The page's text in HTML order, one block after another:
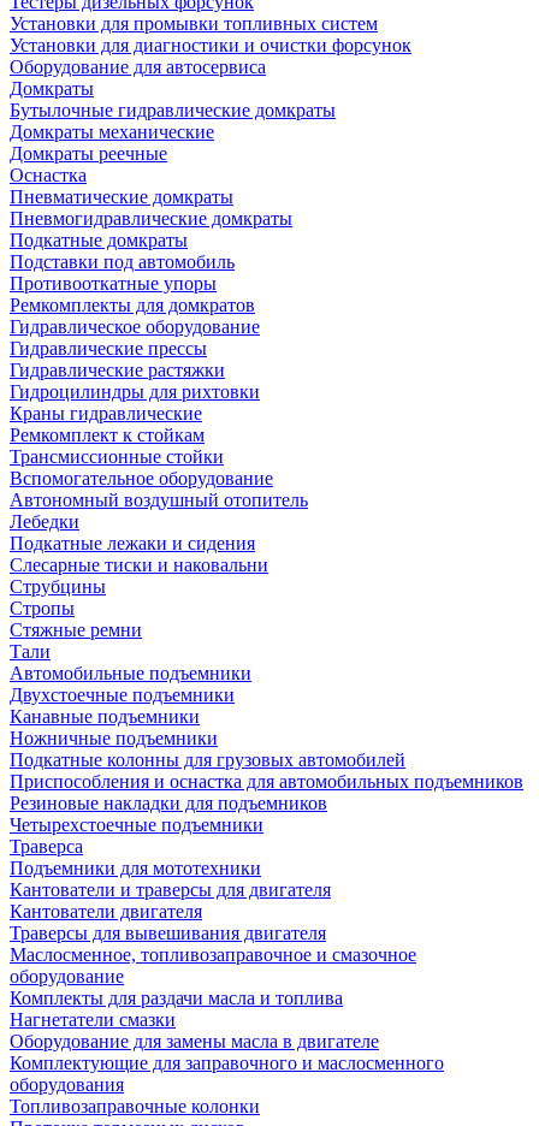
Установки для промывки топливных систем
Установки для диагностики и очистки форсунок
Оборудование для автосервиса
Домкраты
Бутылочные гидравлические домкраты
Домкраты механические
Домкраты реечные
Оснастка
Пневматические домкраты
Пневмогидравлические домкраты
Подкатные домкраты
Подставки под автомобиль
Противооткатные упоры
Ремкомплекты для домкратов
Гидравлическое оборудование
Гидравлические прессы
Гидравлические растяжки
Гидроцилиндры для рихтовки
Краны гидравлические
Ремкомплект к стойкам
Трансмиссионные стойки
Вспомогательное оборудование
Автономный воздушный отопитель
Лебедки
Подкатные лежаки и сидения
Слесарные тиски и наковальни
Струбцины
Стропы
Стяжные ремни
Тали
Автомобильные подъемники
Двухстоечные подъемники
Канавные подъемники
Ножничные подъемники
Подкатные колонны для грузовых автомобилей
Приспособления и оснастка для автомобильных подъемников
Резиновые накладки для подъемников
Четырехстоечные подъемники
Траверса
Подъемники для мототехники
Кантователи и траверсы для двигателя
Кантователи двигателя
Траверсы для вывешивания двигателя
Маслосменное, топливозаправочное и смазочное
оборудование
Комплекты для раздачи масла и топлива
Нагнетатели смазки
Оборудование для замены масла в двигателе
Комплектующие для заправочного и маслосменного
оборудования
Топливозаправочные колонки